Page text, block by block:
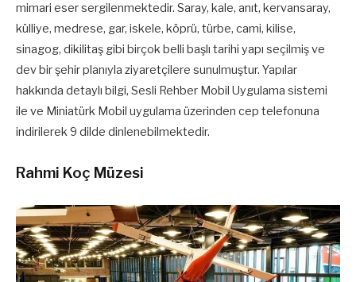
mimari eser sergilenmektedir. Saray, kale, anıt, kervansaray,
külliye, medrese, gar, iskele, köprü, türbe, cami, kilise,
sinagog, dikilitaş gibi birçok belli başlı tarihi yapı seçilmiş ve
dev bir şehir planıyla ziyaretçilere sunulmuştur. Yapılar
hakkında detaylı bilgi, Sesli Rehber Mobil Uygulama sistemi
ile ve Miniatürk Mobil uygulama üzerinden cep telefonuna
indirilerek 9 dilde dinlenebilmektedir.
Rahmi Koç Müzesi